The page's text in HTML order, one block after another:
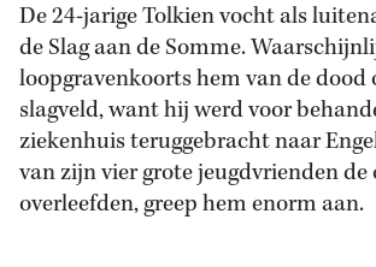
De 24-jarige Tolkien vocht als
de Slag aan de Somme.
loopgravenkoorts hem van de dood
slagveld, want hij werd voor
ziekenhuis teruggebracht naar
van zijn vier grote jeugdvrienden de
overleefden, greep hem enorm aan.